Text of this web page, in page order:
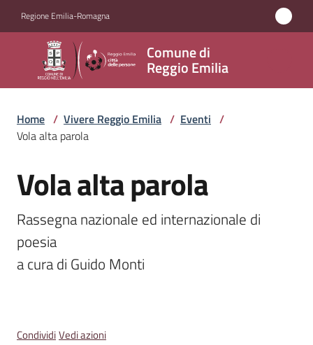
Regione Emilia-Romagna
Comune di
Reggio Emilia
Comune
di
Reggio
Emilia
Amministrazione
Servizi
Novità
Menu selezionato
Home / Vivere Reggio Emilia / Eventi /
Vola alta parola
Salta al contenuto
Vola alta parola
Rassegna nazionale ed internazionale di
poesia
a cura di Guido Monti
CondividiVedi azioni